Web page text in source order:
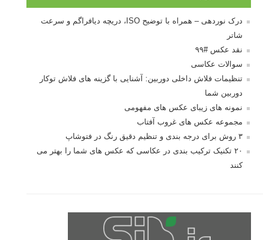
درک نوردهی – همراه با توضیح ISO، دریچه دیافراگم و سرعت
شاتر
نقد عکس #۹۹
سوالات عکاسی
تنظیمات فلاش داخلی دوربین: آشنایی با گزینه های فلاش توکار
دوربین شما
نمونه های زیبای عکس های مفهومی
مجموعه عکس های غروب آفتاب
۳ روش برای درجه بندی و تنظیم دقیق رنگ در فتوشاپ
۲۰ تکنیک ترکیب بندی در عکاسی که عکس های شما را بهتر می
کنند